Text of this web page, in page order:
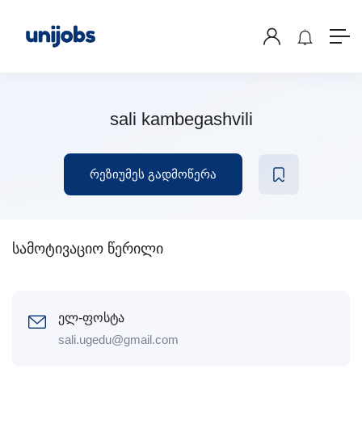
sali kambegashvili
რეზიუმეს გადმოწერა
სამოტივაციო წერილი
ელ-ფოსტა
sali.ugedu@gmail.com